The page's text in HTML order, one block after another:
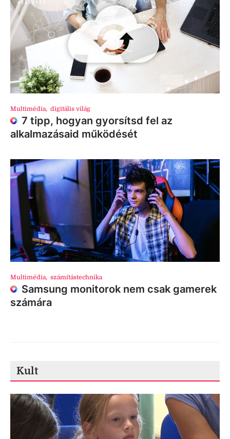
Multimédia, digitális világ
7 tipp, hogyan gyorsítsd fel az
alkalmazásaid működését
Multimédia, számítástechnika
Samsung monitorok nem csak gamerek
számára
Kult